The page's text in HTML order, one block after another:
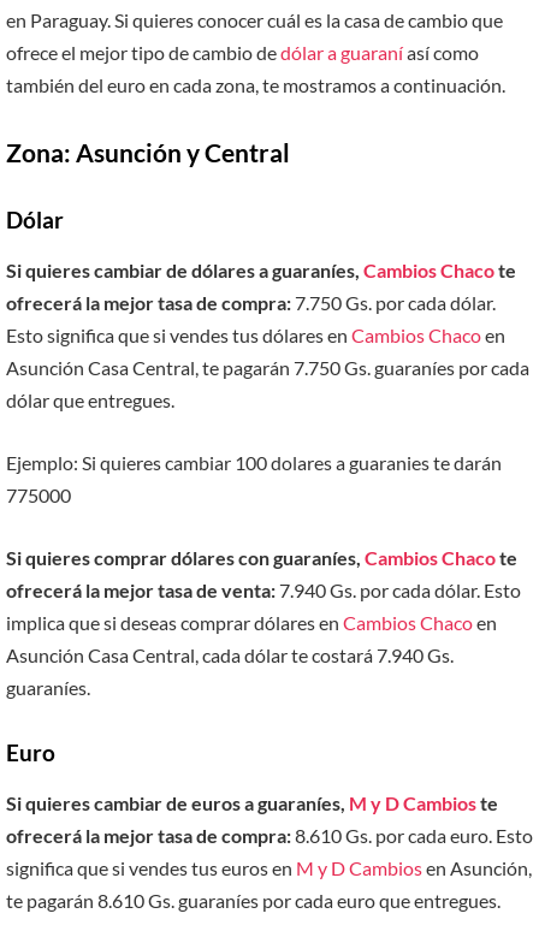
en Paraguay. Si quieres conocer cuál es la casa de cambio que
ofrece el mejor tipo de cambio dedólar a guaraníasí como
también del euro en cada zona, te mostramos a continuación.
Zona: Asunción y Central
Dólar
Si quieres cambiar de dólares a guaraníes, Cambios Chacote
ofrecerá la mejor tasa de compra:7.750 Gs. por cada dólar.
Esto significa que si vendes tus dólares en Cambios Chacoen
Asunción Casa Central, te pagarán 7.750 Gs. guaraníes por cada
dólar que entregues.
Ejemplo: Si quieres cambiar 100 dolares a guaranies te darán
775000
Si quieres comprar dólares con guaraníes, Cambios Chacote
ofrecerá la mejor tasa de venta:7.940 Gs. por cada dólar. Esto
implica que si deseas comprar dólares en Cambios Chacoen
Asunción Casa Central, cada dólar te costará 7.940 Gs.
guaraníes.
Euro
Si quieres cambiar de euros a guaraníes, M y D Cambioste
ofrecerá la mejor tasa de compra:8.610 Gs. por cada euro. Esto
significa que si vendes tus euros en M y D Cambiosen Asunción,
te pagarán 8.610 Gs. guaraníes por cada euro que entregues.